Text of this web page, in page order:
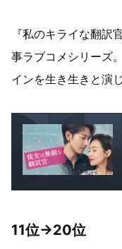
『私のキライな翻訳
事ラブコメシリーズ
インを生き生きと演
11位→20位